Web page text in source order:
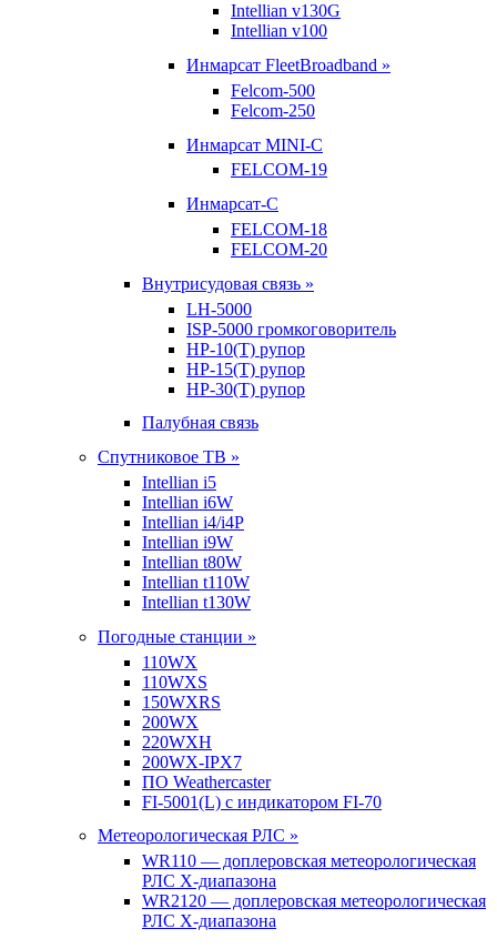
Intellian v130G
Intellian v100
Инмарсат FleetBroadband »
Felcom-500
Felcom-250
Инмарсат MINI-C
FELCOM-19
Инмарсат-С
FELCOM-18
FELCOM-20
Внутрисудовая связь »
LH-5000
ISP-5000 громкоговоритель
HP-10(T) рупор
HP-15(T) рупор
HP-30(T) рупор
Палубная связь
Спутниковое ТВ »
Intellian i5
Intellian i6W
Intellian i4/i4P
Intellian i9W
Intellian t80W
Intellian t110W
Intellian t130W
Погодные станции »
110WX
110WXS
150WXRS
200WX
220WXH
200WX-IPX7
ПО Weathercaster
FI-5001(L) с индикатором FI-70
Метеорологическая РЛС »
WR110 — доплеровская метеорологическая
РЛС X-диапазона
WR2120 — доплеровская метеорологическая
РЛС X-диапазона